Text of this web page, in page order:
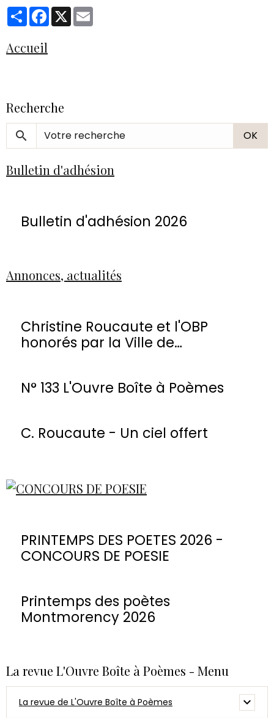
PartagerFacebook
X
Accueil
Recherche
OK
Bulletin d'adhésion
Bulletin d'adhésion 2026
Annonces, actualités
Christine Roucaute et l'OBP
honorés par la Ville de
N° 133 L'Ouvre Boîte à Poèmes
C. Roucaute - Un ciel offert
PRINTEMPS DES POETES 2026 -
CONCOURS DE POESIE
Printemps des poètes
Montmorency 2026
La revue L'Ouvre Boîte à Poèmes - Menu
La revue de L'Ouvre Boîte à Poèmes